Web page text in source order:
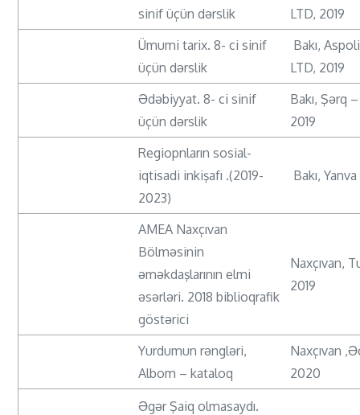
sinif üçün dərslik
LTD, 2019
Ümumi tarix. 8- ci sinif
üçün dərslik
Bakı,
LTD, 2019
Ədəbiyyat. 8- ci sinif
üçün dərslik
Bakı, Şərq
2019
Regiopnların sosial-
iqtisadi inkişafı .(2019-
2023)
Bakı,
AMEA Naxçıvan
Bölməsinin
əməkdaşlarının elmi
əsərləri. 2018 biblioqrafik
göstərici
Naxçıvan,
2019
Yurdumun rəngləri,
Albom – kataloq
Naxçıvan
2020
Əgər Şaiq olmasaydı.